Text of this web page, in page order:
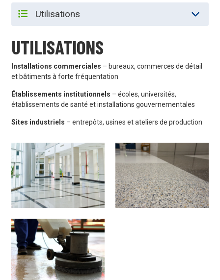
UTILISATIONS
Installations commerciales – bureaux, commerces de détail
et bâtiments à forte fréquentation
Établissements institutionnels – écoles, universités,
établissements de santé et installations gouvernementales
Sites industriels – entrepôts, usines et ateliers de production